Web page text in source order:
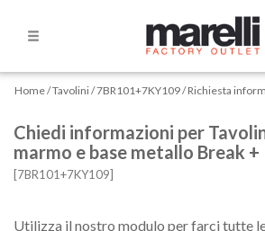
Divani
Divani
Side
Home Tavolini 7BR101+7KY109 Richiesta
Chiedi informazioni per
marmo e base metallo Break
[7BR101+7KY109]
Utilizza il nostro modulo per farci tutte